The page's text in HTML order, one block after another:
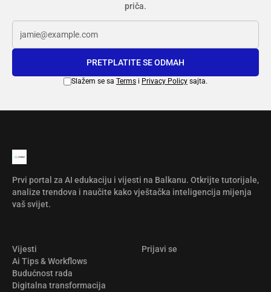
priča.
PRETPLATITE SE ODMAH
Slažem se sa Terms i Privacy Policy sajta.
Prvi portal za AI edukaciju i vijesti na Balkanu. Otkrijte tutorijale,
analize trendova i naučite kako vještačka inteligencija mijenja
vaš svijet.
Vijesti
Ai Tips & Workflows
Budućnost rada
Digitalna transformacija
Prijavi se